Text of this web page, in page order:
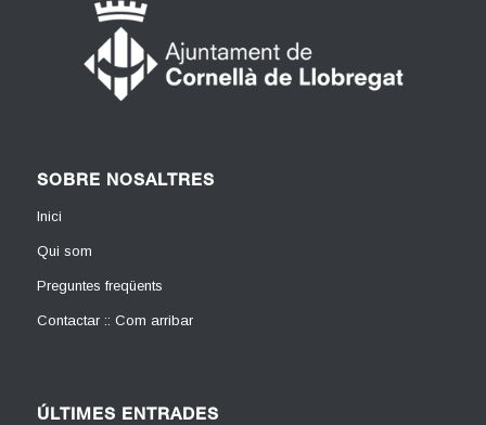
SOBRE NOSALTRES
Inici
Qui som
Preguntes freqüents
Contactar :: Com arribar
ÚLTIMES ENTRADES